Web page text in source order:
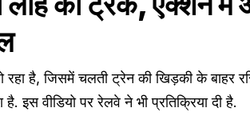
रहा है, जिसमें चलती ट्रेन की खिड़की के बाहर
इस वीडियो पर रेलवे ने भी प्रतिक्रिया दी है.